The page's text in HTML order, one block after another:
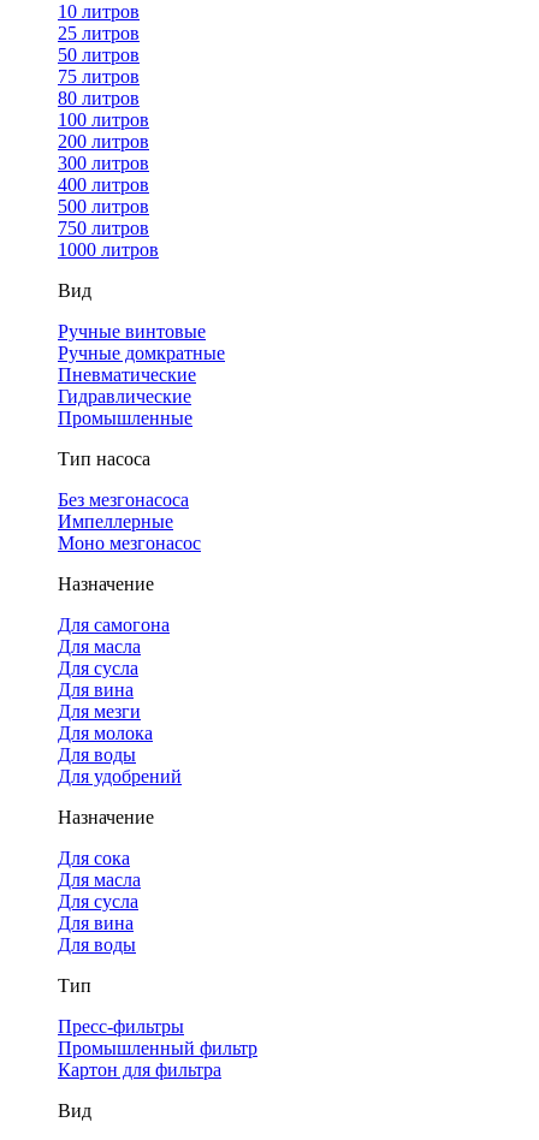
10 литров
25 литров
50 литров
75 литров
80 литров
100 литров
200 литров
300 литров
400 литров
500 литров
750 литров
1000 литров
Вид
Ручные винтовые
Ручные домкратные
Пневматические
Гидравлические
Промышленные
Тип насоса
Без мезгонасоса
Импеллерные
Моно мезгонасос
Назначение
Для самогона
Для масла
Для сусла
Для вина
Для мезги
Для молока
Для воды
Для удобрений
Назначение
Для сока
Для масла
Для сусла
Для вина
Для воды
Тип
Пресс-фильтры
Промышленный фильтр
Картон для фильтра
Вид